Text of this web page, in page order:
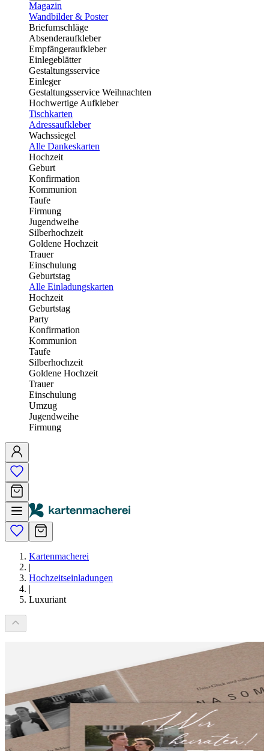
Magazin
Wandbilder & Poster
Briefumschläge
Absenderaufkleber
Empfängeraufkleber
Einlegeblätter
Gestaltungsservice
Einleger
Gestaltungsservice Weihnachten
Hochwertige Aufkleber
Tischkarten
Adressaufkleber
Wachssiegel
Alle Dankeskarten
Hochzeit
Geburt
Konfirmation
Kommunion
Taufe
Firmung
Jugendweihe
Silberhochzeit
Goldene Hochzeit
Trauer
Einschulung
Geburtstag
Alle Einladungskarten
Hochzeit
Geburtstag
Party
Konfirmation
Kommunion
Taufe
Silberhochzeit
Goldene Hochzeit
Trauer
Einschulung
Umzug
Jugendweihe
Firmung
Kartenmacherei
|
Hochzeitseinladungen
|
Luxuriant